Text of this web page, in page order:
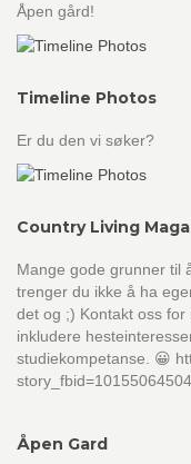
Åpen gård!
Timeline Photos
Er du den vi søker?
Country Living
Mange gode grunner til
trenger du ikke å ha
det og ;) Kontakt oss
inkludere
studiekompetanse. 😀
Åpen Gard